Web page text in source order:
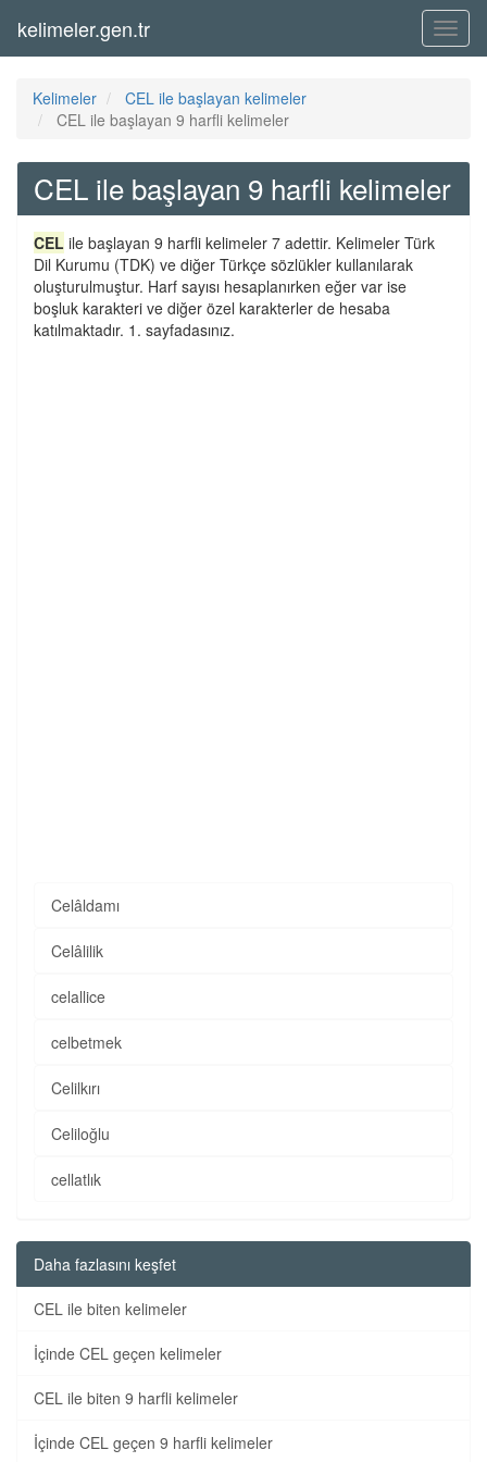
Menü
kelimeler.gen.tr
Kelimeler
CEL ile başlayan kelimeler
CEL ile başlayan 9 harfli kelimeler
CEL ile başlayan 9 harfli kelimeler
CEL ile başlayan 9 harfli kelimeler 7 adettir. Kelimeler Türk
Dil Kurumu (TDK) ve diğer Türkçe sözlükler kullanılarak
oluşturulmuştur. Harf sayısı hesaplanırken eğer var ise
boşluk karakteri ve diğer özel karakterler de hesaba
katılmaktadır. 1. sayfadasınız.
Celâldamı
Celâlilik
celallice
celbetmek
Celilkırı
Celiloğlu
cellatlık
Daha fazlasını keşfet
CEL ile biten kelimeler
İçinde CEL geçen kelimeler
CEL ile biten 9 harfli kelimeler
İçinde CEL geçen 9 harfli kelimeler